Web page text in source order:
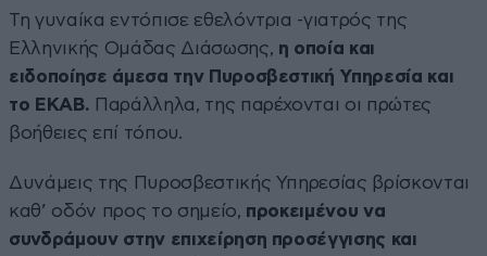
Τη γυναίκα εντόπισε εθελόντρια -γιατρός της
Ελληνικής Ομάδας Διάσωσης, η οποία και
ειδοποίησε άμεσα την Πυροσβεστική Υπηρεσία και
το ΕΚΑΒ. Παράλληλα, της παρέχονται οι πρώτες
βοήθειες επί τόπου.
Δυνάμεις της Πυροσβεστικής Υπηρεσίας βρίσκονται
καθ’ οδόν προς το σημείο, προκειμένου να
συνδράμουν στην επιχείρηση προσέγγισης και